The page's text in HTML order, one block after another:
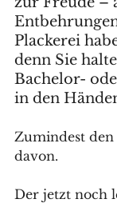
Plackerei
denn Sie
Bachelor-
in den
Zumindest
davon.
Der jetzt noch